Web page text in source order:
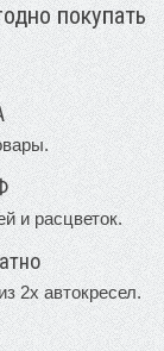
покупать
и расцветок.
2х автокресел.